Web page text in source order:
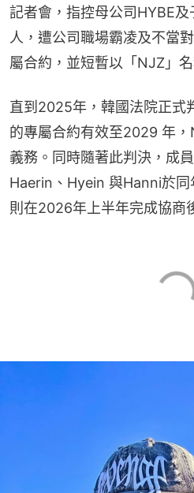
記者會，指控母公司HYBE
人，遭公司職場霸凌及不當
屬合約，並短暫以「NJZ」
直到2025年，韓國法院正式
的專屬合約有效至2029 年
義務。同時隨著此判決，成
Haerin、Hyein 與Hanni於
則在2026年上半年完成協商